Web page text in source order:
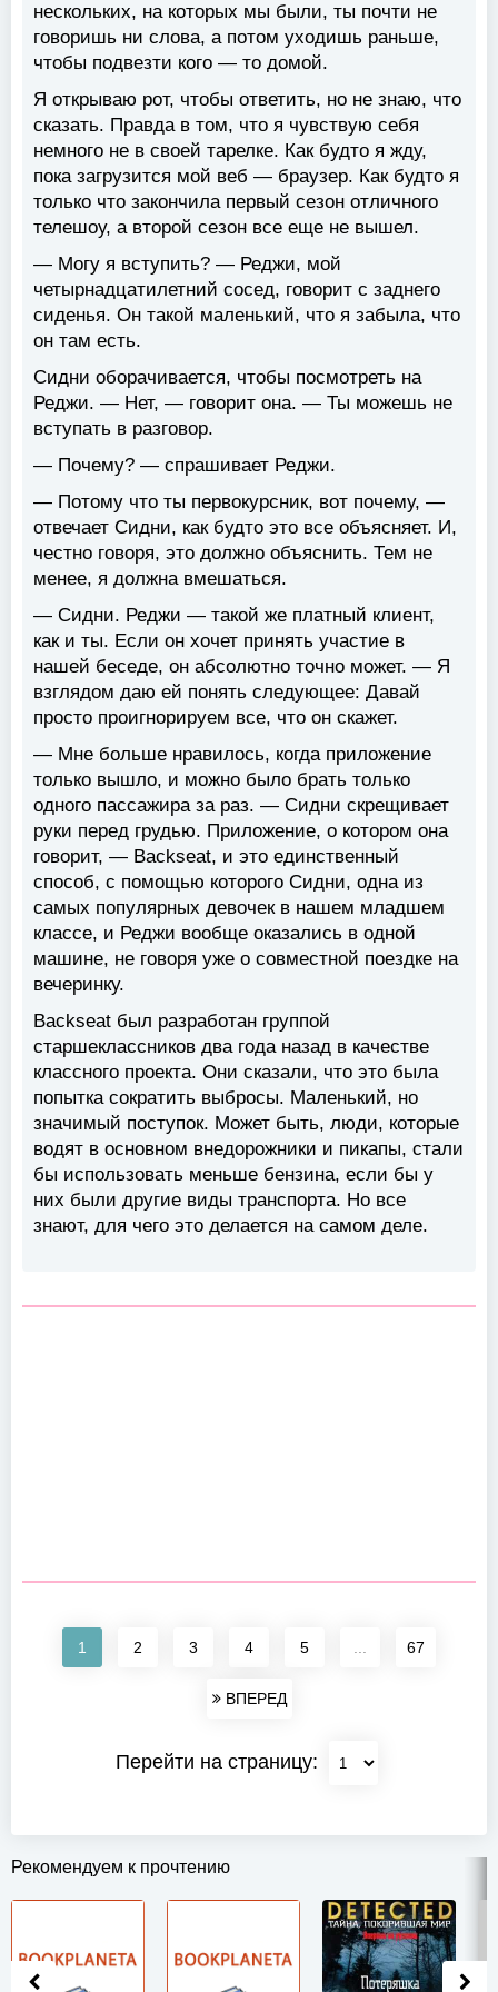
нескольких, на которых мы были, ты почти не
говоришь ни слова, а потом уходишь раньше,
чтобы подвезти кого — то домой.
Я открываю рот, чтобы ответить, но не знаю, что
сказать. Правда в том, что я чувствую себя
немного не в своей тарелке. Как будто я жду,
пока загрузится мой веб — браузер. Как будто я
только что закончила первый сезон отличного
телешоу, а второй сезон все еще не вышел.
— Могу я вступить? — Реджи, мой
четырнадцатилетний сосед, говорит с заднего
сиденья. Он такой маленький, что я забыла, что
он там есть.
Сидни оборачивается, чтобы посмотреть на
Реджи. — Нет, — говорит она. — Ты можешь не
вступать в разговор.
— Почему? — спрашивает Реджи.
— Потому что ты первокурсник, вот почему, —
отвечает Сидни, как будто это все объясняет. И,
честно говоря, это должно объяснить. Тем не
менее, я должна вмешаться.
— Сидни. Реджи — такой же платный клиент,
как и ты. Если он хочет принять участие в
нашей беседе, он абсолютно точно может. — Я
взглядом даю ей понять следующее: Давай
просто проигнорируем все, что он скажет.
— Мне больше нравилось, когда приложение
только вышло, и можно было брать только
одного пассажира за раз. — Сидни скрещивает
руки перед грудью. Приложение, о котором она
говорит, — Backseat, и это единственный
способ, с помощью которого Сидни, одна из
самых популярных девочек в нашем младшем
классе, и Реджи вообще оказались в одной
машине, не говоря уже о совместной поездке на
вечеринку.
Backseat был разработан группой
старшеклассников два года назад в качестве
классного проекта. Они сказали, что это была
попытка сократить выбросы. Маленький, но
значимый поступок. Может быть, люди, которые
водят в основном внедорожники и пикапы, стали
бы использовать меньше бензина, если бы у
них были другие виды транспорта. Но все
знают, для чего это делается на самом деле.
1 2 3 4 5 67
ВПЕРЕД
Перейти на страницу:
Рекомендуем к прочтению